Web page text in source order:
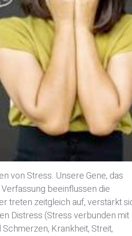
von Stress. Unsere Gene, das
beeinflussen die
treten zeitgleich auf, verstärkt
Distress (Stress verbunden mit
Krankheit, Streit,